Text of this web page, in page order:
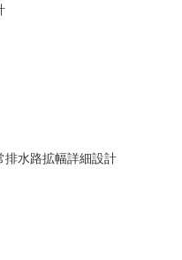
排水路拡幅詳細設計